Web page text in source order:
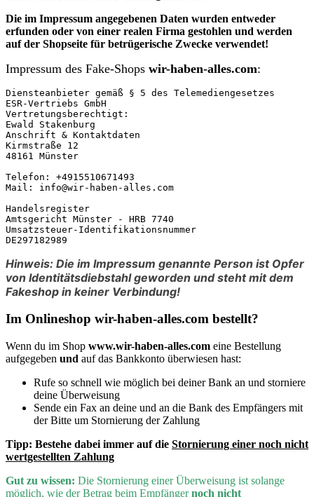
Die im Impressum angegebenen Daten wurden entweder
erfunden oder von einer realen Firma gestohlen und werden
auf der Shopseite für betrügerische Zwecke verwendet!
Impressum des Fake-Shops wir-haben-alles.com:
Diensteanbieter gemäß § 5 des Telemediengesetzes
ESR-Vertriebs GmbH
Vertretungsberechtigt:
Ewald Stakenburg
Anschrift & Kontaktdaten
Kirmstraße 12
48161 Münster
Telefon: +4915510671493
Mail: info@wir-haben-alles.com
Handelsregister
Amtsgericht Münster - HRB 7740
Umsatzsteuer-Identifikationsnummer
DE297182989
Hinweis: Die im Impressum genannte Person ist Opfer
von Identitätsdiebstahl geworden und steht mit dem
Fakeshop in keiner Verbindung!
Im Onlineshop wir-haben-alles.com bestellt?
Wenn du im Shop www.wir-haben-alles.com eine Bestellung
aufgegeben und auf das Bankkonto überwiesen hast:
Rufe so schnell wie möglich bei deiner Bank an und storniere
deine Überweisung
Sende ein Fax an deine und an die Bank des Empfängers mit
der Bitte um Stornierung der Zahlung
Tipp: Bestehe dabei immer auf die Stornierung einer noch nicht
wertgestellten Zahlung
Gut zu wissen: Die Stornierung einer Überweisung ist solange
möglich, wie der Betrag beim Empfängernoch nicht